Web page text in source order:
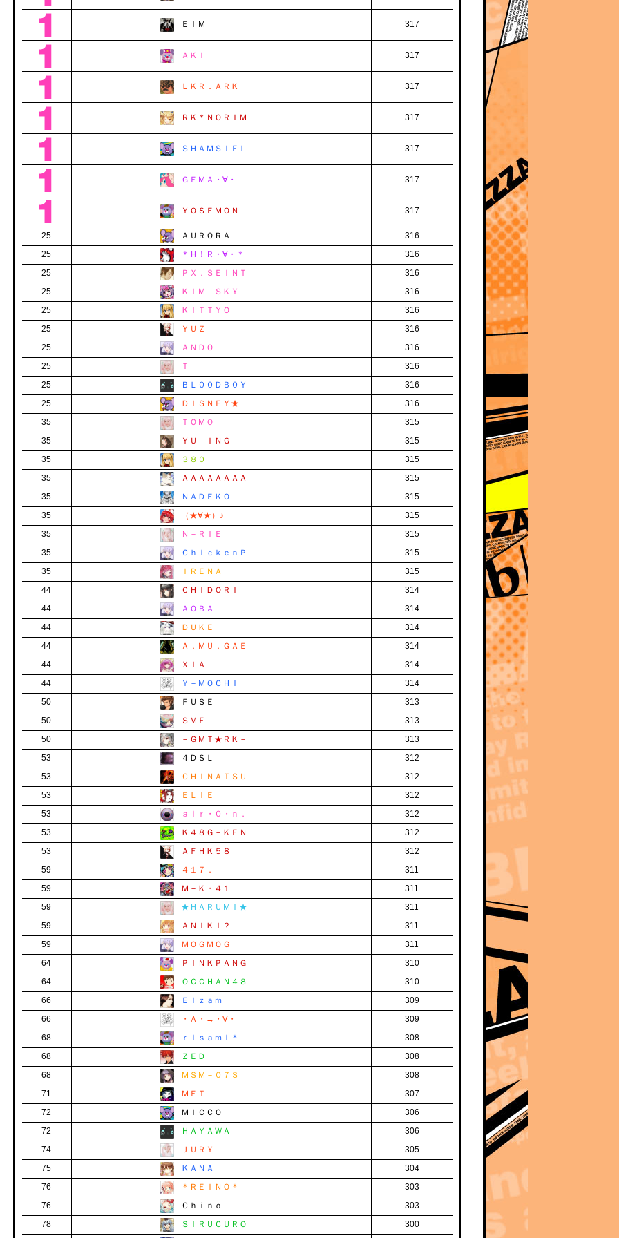
ＥＩＭ 317
ＡＫＩ 317
ＬＫＲ．ＡＲＫ 317
ＲＫ＊ＮＯＲＩＭ 317
ＳＨＡＭＳＩＥＬ 317
ＧＥＭＡ・∀・ 317
ＹＯＳＥＭＯＮ 317
25 ＡＵＲＯＲＡ
316
25
＊Ｈ！Ｒ・∀・＊
316
25
ＰＸ．ＳＥＩＮＴ
316
25
ＫＩＭ－ＳＫＹ
316
25
ＫＩＴＴＹＯ
316
25
ＹＵＺ
316
25
ＡＮＤＯ
316
25
Ｔ
316
25
ＢＬ００ＤＢ０Ｙ
316
25
ＤＩＳＮＥＹ★
316
35
ＴＯＭＯ
315
35
ＹＵ－ＩＮＧ
315
35
３８０
315
35
ＡＡＡＡＡＡＡＡ
315
35
ＮＡＤＥＫＯ
315
35
（★∀★）♪
315
35
Ｎ－ＲＩＥ
315
35
ＣｈｉｃｋｅｎＰ
315
35
ＩＲＥＮＡ
315
44
ＣＨＩＤＯＲＩ
314
44
ＡＯＢＡ
314
44
ＤＵＫＥ
314
44
Ａ．ＭＵ．ＧＡＥ
314
44
ＸＩＡ
314
44
Ｙ－ＭＯＣＨＩ
314
50
ＦＵＳＥ
313
50
ＳＭＦ
313
50
－ＧＭＴ★ＲＫ－
313
53
４ＤＳＬ
312
53
ＣＨＩＮＡＴＳＵ
312
53
ＥＬＩＥ
312
53
ａｉｒ・０・ｎ．
312
53
Ｋ４８Ｇ－ＫＥＮ
312
53
ＡＦＨＫ５８
312
59
４１７．
311
59
Ｍ－Ｋ・４１
311
59
★ＨＡＲＵＭＩ★
311
59
ＡＮＩＫＩ？
311
59
ＭＯＧＭＯＧ
311
64
ＰＩＮＫＰＡＮＧ
310
64
ＯＣＣＨＡＮ４８
310
66
Ｅｌｚａｍ
309
66
・Ａ・→・∀・
309
68
ｒｉｓａｍｉ＊
308
68
ＺＥＤ
308
68
ＭＳＭ－０７Ｓ
308
71
ＭＥＴ
307
72
ＭＩＣＣＯ
306
72
ＨＡＹＡＷＡ
306
74
ＪＵＲＹ
305
75
ＫＡＮＡ
304
76
＊ＲＥＩＮＯ＊
303
76
Ｃｈｉｎｏ
303
78
ＳＩＲＵＣＵＲＯ 300